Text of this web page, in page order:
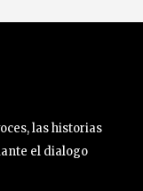
las historias
el dialogo